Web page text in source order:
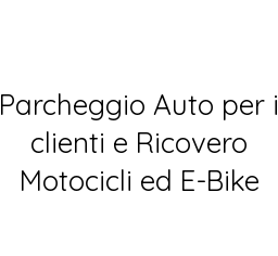
Parcheggio Auto per i
clienti e Ricovero
Motocicli ed E-Bike